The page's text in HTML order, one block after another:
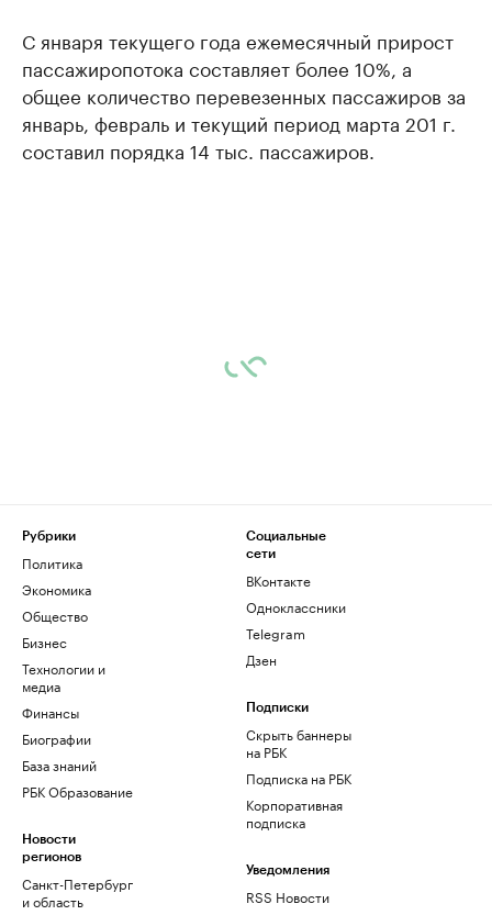
С января текущего года ежемесячный прирост
пассажиропотока составляет более 10%, а
общее количество перевезенных пассажиров за
январь, февраль и текущий период марта 201 г.
составил порядка 14 тыс. пассажиров.
Рубрики
Политика
Экономика
Общество
Бизнес
Технологии и
медиа
Финансы
Биографии
База знаний
РБК Образование
Новости
регионов
Санкт-Петербург
и область
Социальные
сети
ВКонтакте
Одноклассники
Telegram
Дзен
Подписки
Скрыть баннеры
на РБК
Подписка на РБК
Корпоративная
подписка
Уведомления
RSS Новости